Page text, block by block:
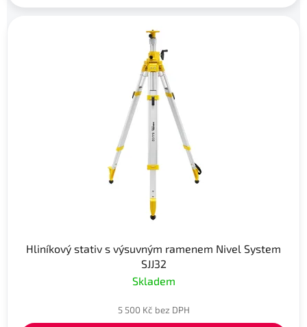
Hliníkový stativ s výsuvným ramenem Nivel System
SJJ32
Skladem
5 500 Kč bez DPH